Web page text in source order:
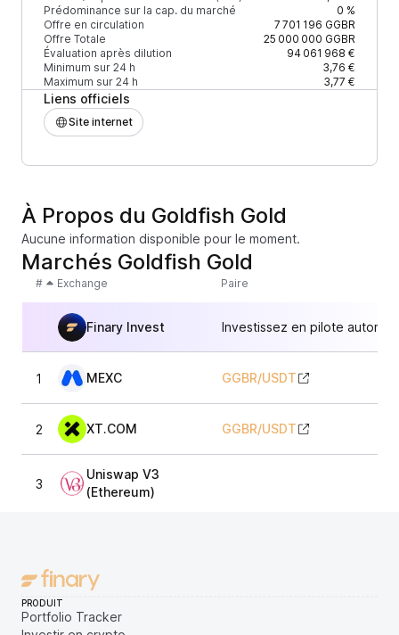
Prédominance sur la cap. du marché
0 %
Offre en circulation
7 701 196 GGBR
Offre Totale
25 000 000 GGBR
Évaluation après dilution
94 061 968 €
Minimum sur 24 h
3,76 €
Maximum sur 24 h
3,77 €
Liens officiels
Site internet
À Propos du Goldfish Gold
Aucune information disponible pour le moment.
Marchés Goldfish Gold
# Exchange Paire
Finary Invest Investissez en pilote
1 MEXC GGBR/USDT
2 XT.COM GGBR/USDT
3
Uniswap V3
(Ethereum)
PRODUIT
Portfolio Tracker